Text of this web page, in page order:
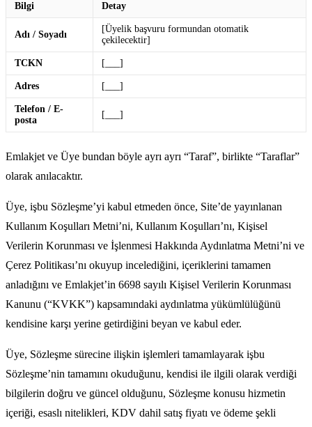
Bilgi Detay
Adı / Soyadı
[Üyelik başvuru formundan otomatik
çekilecektir]
TCKN [___]
Adres [___]
Telefon / E-
posta
[___]
Emlakjet ve Üye bundan böyle ayrı ayrı “Taraf”, birlikte “Taraflar”
olarak anılacaktır.
Üye, işbu Sözleşme’yi kabul etmeden önce, Site’de yayınlanan
Kullanım Koşulları Metni’ni, Kullanım Koşulları’nı, Kişisel
Verilerin Korunması ve İşlenmesi Hakkında Aydınlatma Metni’ni ve
Çerez Politikası’nı okuyup incelediğini, içeriklerini tamamen
anladığını ve Emlakjet’in 6698 sayılı Kişisel Verilerin Korunması
Kanunu (“KVKK”) kapsamındaki aydınlatma yükümlülüğünü
kendisine karşı yerine getirdiğini beyan ve kabul eder.
Üye, Sözleşme sürecine ilişkin işlemleri tamamlayarak işbu
Sözleşme’nin tamamını okuduğunu, kendisi ile ilgili olarak verdiği
bilgilerin doğru ve güncel olduğunu, Sözleşme konusu hizmetin
içeriği, esaslı nitelikleri, KDV dahil satış fiyatı ve ödeme şekli